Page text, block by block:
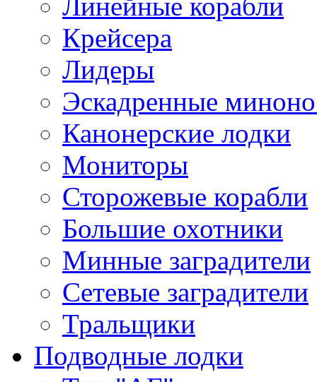
Крейсера
Лидеры
Эскадренные
Канонерские лодки
Мониторы
Сторожевые корабли
Большие охотники
Минные заградители
Сетевые заградители
Тральщики
Подводные лодки